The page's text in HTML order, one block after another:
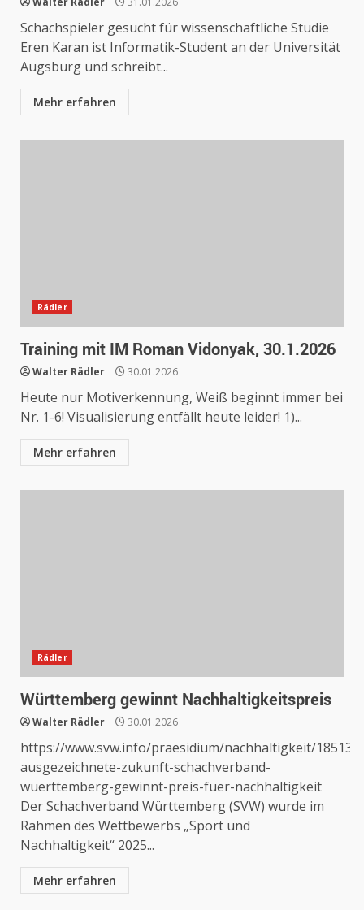
Schachspieler gesucht für wissenschaftliche Studie
Eren Karan ist Informatik-Student an der Universität
Augsburg und schreibt...
Mehr erfahren
Rädler
Training mit IM Roman Vidonyak, 30.1.2026
Walter Rädler 30.01.2026
Heute nur Motiverkennung, Weiß beginnt immer bei
Nr. 1-6! Visualisierung entfällt heute leider! 1)...
Mehr erfahren
Rädler
Württemberg gewinnt Nachhaltigkeitspreis
Walter Rädler 30.01.2026
https://www.svw.info/praesidium/nachhaltigkeit/18513-
ausgezeichnete-zukunft-schachverband-
wuerttemberg-gewinnt-preis-fuer-nachhaltigkeit
Der Schachverband Württemberg (SVW) wurde im
Rahmen des Wettbewerbs „Sport und
Nachhaltigkeit“ 2025...
Mehr erfahren